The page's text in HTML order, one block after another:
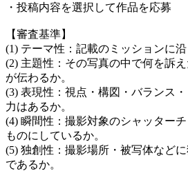
・投稿内容を選択して作品を応募
【審査基準】
(1) テーマ性：記載のミッションに沿
(2) 主題性：その写真の中で何を訴
が伝わるか。
(3) 表現性：視点・構図・バランス
力はあるか。
(4) 瞬間性：撮影対象のシャッター
ものにしているか。
(5) 独創性：撮影場所・被写体など
であるか。